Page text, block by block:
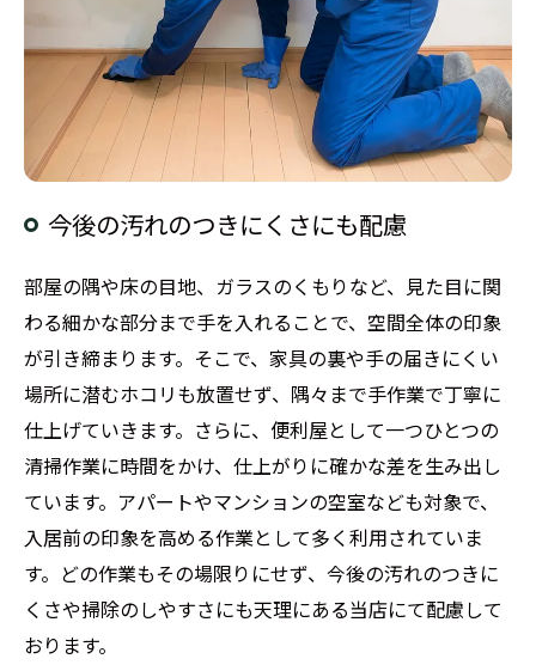
今後の汚れのつきにくさにも配慮
部屋の隅や床の目地、ガラスのくもりなど、見た目に関
わる細かな部分まで手を入れることで、空間全体の印象
が引き締まります。そこで、家具の裏や手の届きにくい
場所に潜むホコリも放置せず、隅々まで手作業で丁寧に
仕上げていきます。さらに、便利屋として一つひとつの
清掃作業に時間をかけ、仕上がりに確かな差を生み出し
ています。アパートやマンションの空室なども対象で、
入居前の印象を高める作業として多く利用されていま
す。どの作業もその場限りにせず、今後の汚れのつきに
くさや掃除のしやすさにも天理にある当店にて配慮して
おります。